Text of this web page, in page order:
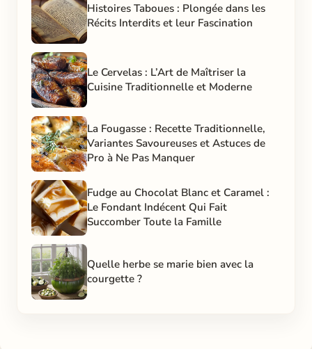
Histoires Taboues : Plongée dans les
Récits Interdits et leur Fascination
Le Cervelas : L’Art de Maîtriser la
Cuisine Traditionnelle et Moderne
La Fougasse : Recette Traditionnelle,
Variantes Savoureuses et Astuces de
Pro à Ne Pas Manquer
Fudge au Chocolat Blanc et Caramel :
Le Fondant Indécent Qui Fait
Succomber Toute la Famille
Quelle herbe se marie bien avec la
courgette ?